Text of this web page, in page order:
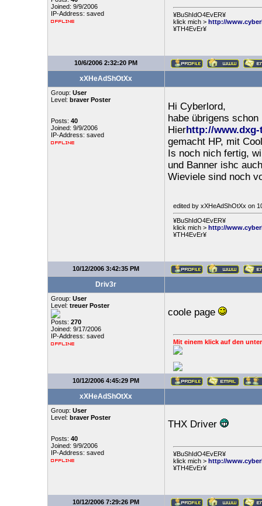
Joined: 9/9/2006
IP-Address: saved
¥BuShIdO4EvER¥
klick mich > http://
¥TH4EvEr¥
10/6/2006 2:32:20 PM
xXHeAdShOtXx
Group: User
Level: braver Poster
Posts: 40
Joined: 9/9/2006
IP-Address: saved
Hi Cyberlord,
habe übrigens
Hierhttp://www.dxg-
gemacht HP, mit
Is noch nich fertig,
und Banner ishc
Wieviele sind noch
edited by xXHeAdShOtXx on
¥BuShIdO4EvER¥
klick mich > http://
¥TH4EvEr¥
10/12/2006 3:42:35 PM
Driv3r
Group: User
Level: treuer Poster
Posts: 270
Joined: 9/17/2006
IP-Address: saved
coole page
Mit einem klick auf den
10/12/2006 4:45:29 PM
xXHeAdShOtXx
Group: User
Level: braver Poster
Posts: 40
Joined: 9/9/2006
IP-Address: saved
THX Driver
¥BuShIdO4EvER¥
klick mich > http://
¥TH4EvEr¥
10/12/2006 7:29:26 PM